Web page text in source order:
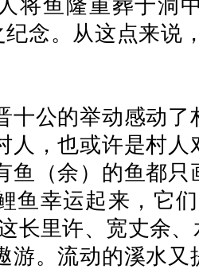
将鱼隆重葬于洞
纪念。从这点来说
十公的举动感动
人，也或许是村
鱼（余）的鱼都
鱼幸运起来，它
长里许、宽丈余
游。流动的溪水